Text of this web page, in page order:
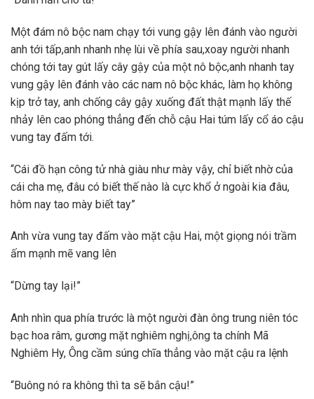
Một đám nô bộc nam chạy tới vung gậy lên đánh vào người
anh tới tấp,anh nhanh nhẹ lùi về phía sau,xoay người nhanh
chóng tới tay gút lấy cây gậy của một nô bộc,anh nhanh tay
vung gậy lên đánh vào các nam nô bộc khác, làm họ không
kịp trở tay, anh chống cây gậy xuống đất thật mạnh lấy thế
nhảy lên cao phóng thẳng đến chỗ cậu Hai túm lấy cổ áo cậu
vung tay đấm tới.
“Cái đồ hạn công tử nhà giàu như mày vậy, chỉ biết nhờ của
cái cha mẹ, đâu có biết thế nào là cực khổ ở ngoài kia đâu,
hôm nay tao mày biết tay”
Anh vừa vung tay đấm vào mặt cậu Hai, một giọng nói trầm
ấm mạnh mẽ vang lên
“Dừng tay lại!”
Anh nhìn qua phía trước là một người đàn ông trung niên tóc
bạc hoa râm, gương mặt nghiêm nghị,ông ta chính Mã
Nghiêm Hy, Ông cầm súng chĩa thẳng vào mặt cậu ra lệnh
“Buông nó ra không thì ta sẽ bắn cậu!”